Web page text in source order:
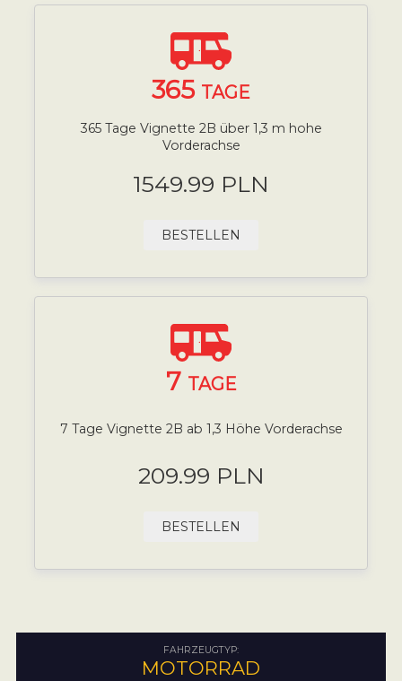
365 TAGE
365 Tage Vignette 2B über 1,3 m hohe
Vorderachse
1549.99 PLN
BESTELLEN
7 TAGE
7 Tage Vignette 2B ab 1,3 Höhe Vorderachse
209.99 PLN
BESTELLEN
FAHRZEUGTYP:
MOTORRAD